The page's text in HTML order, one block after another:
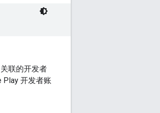
联的开发者
Play 开发者账